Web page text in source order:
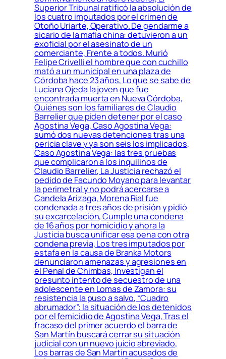
Superior Tribunal ratificó la absolución de
los cuatro imputados por el crimen de
Otoño Uriarte, Operativo. De gendarme a
sicario de la mafia china: detuvieron a un
exoficial por el asesinato de un
comerciante, Frente a todos. Murió
Felipe Crivelli el hombre que con cuchillo
mató a un municipal en una plaza de
Córdoba hace 23 años, Lo que se sabe de
Luciana Ojeda la joven que fue
encontrada muerta en Nueva Córdoba,
Quiénes son los familiares de Claudio
Barrelier que piden detener por el caso
Agostina Vega, Caso Agostina Vega:
sumó dos nuevas detenciones tras una
pericia clave y ya son seis los implicados,
Caso Agostina Vega: las tres pruebas
que complicaron a los inquilinos de
Claudio Barrelier, La Justicia rechazó el
pedido de Facundo Moyano para levantar
la perimetral y no podrá acercarse a
Candela Arizaga, Morena Rial fue
condenada a tres años de prisión y pidió
su excarcelación, Cumple una condena
de 16 años por homicidio y ahora la
Justicia busca unificar esa pena con otra
condena previa, Los tres imputados por
estafa en la causa de Branka Motors
denunciaron amenazas y agresiones en
el Penal de Chimbas, Investigan el
presunto intento de secuestro de una
adolescente en Lomas de Zamora: su
resistencia la puso a salvo, “Cuadro
abrumador”: la situación de los detenidos
por el femicidio de Agostina Vega, Tras el
fracaso del primer acuerdo el barra de
San Martín buscará cerrar su situación
judicial con un nuevo juicio abreviado,
Los barras de San Martín acusados de